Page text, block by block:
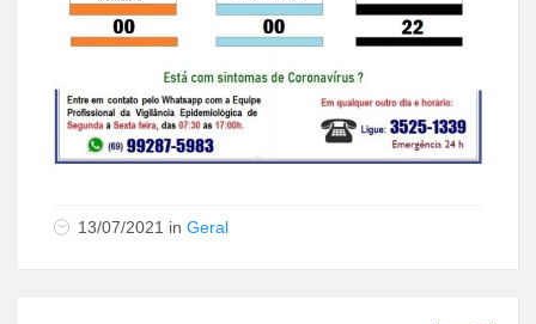
13/07/2021 in Geral